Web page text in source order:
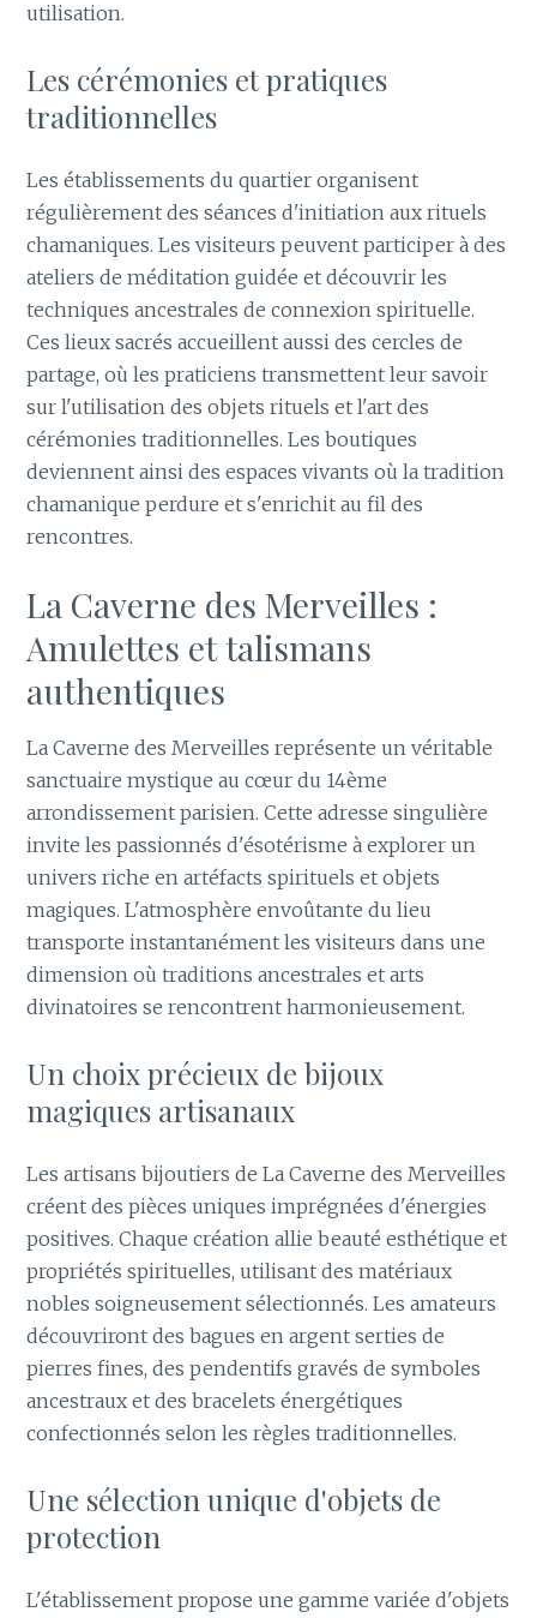
utilisation.
Les cérémonies et pratiques
traditionnelles
Les établissements du quartier organisent
régulièrement des séances d'initiation aux rituels
chamaniques. Les visiteurs peuvent participer à des
ateliers de méditation guidée et découvrir les
techniques ancestrales de connexion spirituelle.
Ces lieux sacrés accueillent aussi des cercles de
partage, où les praticiens transmettent leur savoir
sur l'utilisation des objets rituels et l'art des
cérémonies traditionnelles. Les boutiques
deviennent ainsi des espaces vivants où la tradition
chamanique perdure et s'enrichit au fil des
rencontres.
La Caverne des Merveilles :
Amulettes et talismans
authentiques
La Caverne des Merveilles représente un véritable
sanctuaire mystique au cœur du 14ème
arrondissement parisien. Cette adresse singulière
invite les passionnés d'ésotérisme à explorer un
univers riche en artéfacts spirituels et objets
magiques. L'atmosphère envoûtante du lieu
transporte instantanément les visiteurs dans une
dimension où traditions ancestrales et arts
divinatoires se rencontrent harmonieusement.
Un choix précieux de bijoux
magiques artisanaux
Les artisans bijoutiers de La Caverne des Merveilles
créent des pièces uniques imprégnées d'énergies
positives. Chaque création allie beauté esthétique et
propriétés spirituelles, utilisant des matériaux
nobles soigneusement sélectionnés. Les amateurs
découvriront des bagues en argent serties de
pierres fines, des pendentifs gravés de symboles
ancestraux et des bracelets énergétiques
confectionnés selon les règles traditionnelles.
Une sélection unique d'objets de
protection
L'établissement propose une gamme variée d'objets